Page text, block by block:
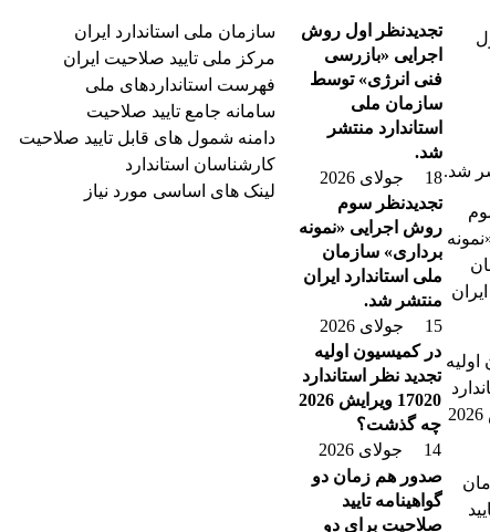
تجدیدنظر اول روش
اجرایی «بازرسی
فنی انرژی» توسط
سازمان ملی
استاندارد منتشر
شد.
18 جولای 2026
تجدیدنظر سوم
روش اجرایی «نمونه
برداری» سازمان
ملی استاندارد ایران
منتشر شد.
15 جولای 2026
در کمیسیون اولیه
تجدید نظر استاندارد
17020 ویرایش 2026
چه گذشت؟
14 جولای 2026
صدور هم زمان دو
گواهینامه تایید
صلاحیت برای دو
سازمان ملی استاندارد ایران
مرکز ملی تایید صلاحیت ایران
فهرست استانداردهای ملی
سامانه جامع تایید صلاحیت
دامنه شمول های قابل تایید صلاحیت
کارشناسان استاندارد
لینک های اساسی مورد نیاز